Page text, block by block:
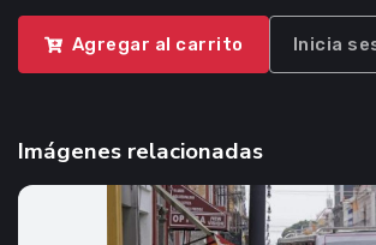
Agregar al carrito Inicia
Imágenes relacionadas